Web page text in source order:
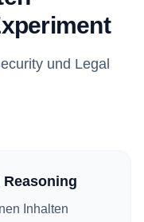
und Legal
Inhalten